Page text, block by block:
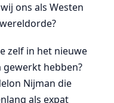
ons als Westen
zelf in het nieuwe
hebben?
Nijman die
als expat